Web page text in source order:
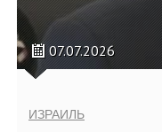
07.07.2026
ИЗРАИЛЬ